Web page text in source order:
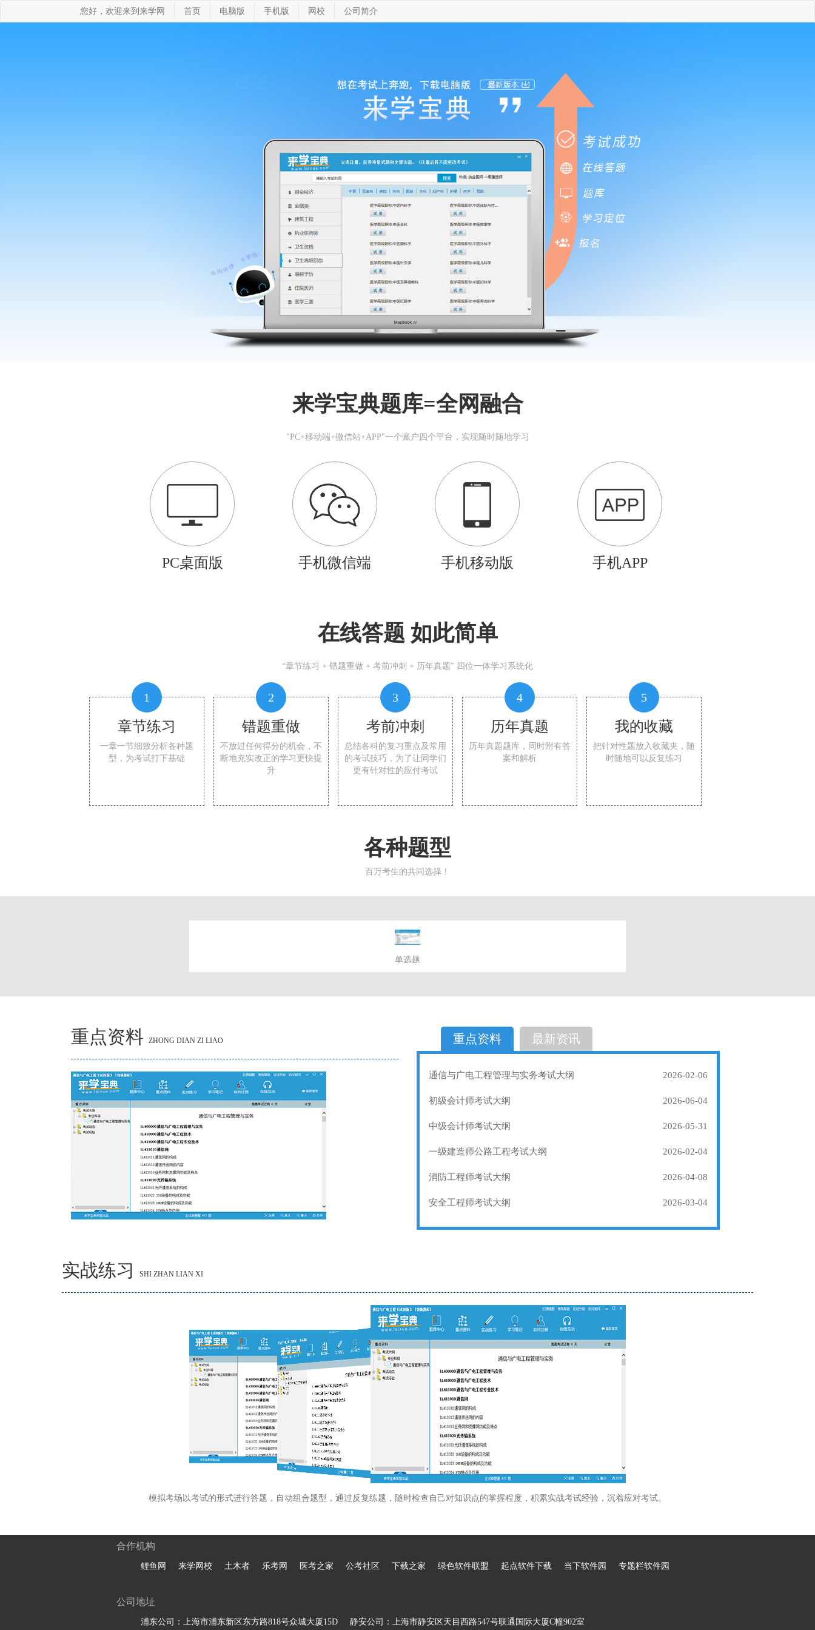
您好，欢迎来到来学网 首页 电脑版 手机版 网校 公司简介
来学宝典题库=全网融合
"PC+移动端+微信站+APP"一个账户四个平台，实现随时随地学习
PC桌面版 手机微信端 手机移动版 手机APP
在线答题 如此简单
“章节练习 + 错题重做 + 考前冲刺 + 历年真题” 四位一体学习系统化
1
章节练习
一章一节细致分析各种题
型，为考试打下基础
2
错题重做
不放过任何得分的机会，不
断地充实改正的学习更快提
升
3
考前冲刺
总结各科的复习重点及常用
的考试技巧，为了让同学们
更有针对性的应付考试
4
历年真题
历年真题题库，同时附有答
案和解析
5
我的收藏
把针对性题放入收藏夹，随
时随地可以反复练习
各种题型
百万考生的共同选择！
单选题
选择题
重点资料 ZHONG DIAN ZI LIAO 重点资料 最新资讯
通信与广电工程管理与实务考试大纲 2026-02-06
初级会计师考试大纲 2026-06-04
中级会计师考试大纲 2026-05-31
一级建造师公路工程考试大纲 2026-02-04
消防工程师考试大纲 2026-04-08
安全工程师考试大纲 2026-03-04
实战练习 SHI ZHAN LIAN XI
模拟考场以考试的形式进行答题，自动组合题型，通过反复练题，随时检查自己对知识点的掌握程度，积累实战考试经验，沉着应对考试。
合作机构
鲤鱼网 来学网校 土木者 乐考网 医考之家 公考社区 下载之家 绿色软件联盟 起点软件下载 当下软件园 专题栏软件园
公司地址
浦东公司：上海市浦东新区东方路818号众城大厦15D 静安公司：上海市静安区天目西路547号联通国际大厦C幢902室